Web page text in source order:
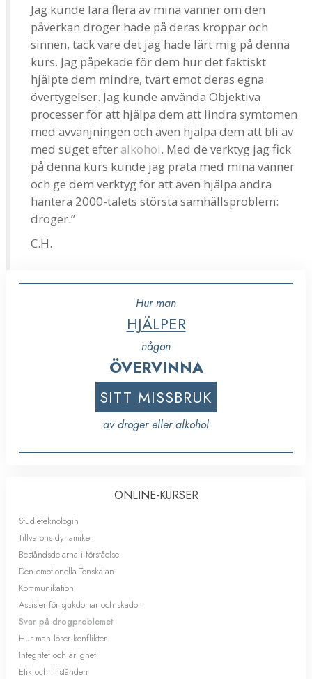
Jag kunde lära flera av mina vänner om den
påverkan droger hade på deras kroppar och
sinnen, tack vare det jag hade lärt mig på denna
kurs. Jag påpekade för dem hur det faktiskt
hjälpte dem mindre, tvärt emot deras egna
övertygelser. Jag kunde använda Objektiva
processer för att hjälpa dem att lindra symtomen
med avvänjningen och även hjälpa dem att bli av
med suget efter alkohol. Med de verktyg jag fick
på denna kurs kunde jag prata med mina vänner
och ge dem verktyg för att även hjälpa andra
hantera 2000-talets största samhällsproblem:
droger.”
C.H.
Hur man
HJÄLPER
någon
ÖVERVINNA
SITT MISSBRUK
av droger eller alkohol
ONLINE-KURSER
Studieteknologin
Tillvarons dynamiker
Beståndsdelarna i förståelse
Den emotionella Tonskalan
Kommunikation
Assister för sjukdomar och skador
Svar på drogproblemet
Hur man löser konflikter
Integritet och ärlighet
Etik och tillstånden